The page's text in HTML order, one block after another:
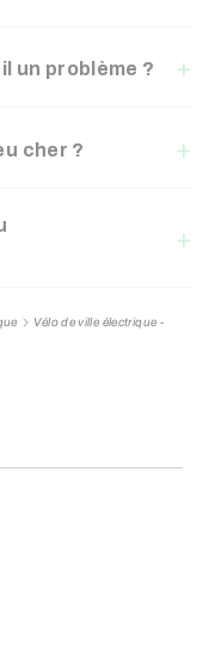
un problème ?
cher ?
Vélo de ville électrique -